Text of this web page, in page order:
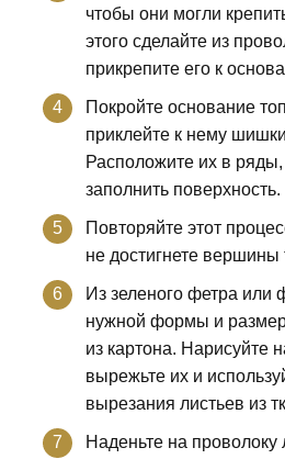
чтобы они могли
этого сделайте из
прикрепите его к
Покройте основание
приклейте к нему
Расположите их в
заполнить поверхность.
Повторяйте этот
не достигнете вершины
Из зеленого фетра или
нужной формы и
из картона. Нарисуйте
вырежьте их и
вырезания листьев из
Наденьте на проволоку